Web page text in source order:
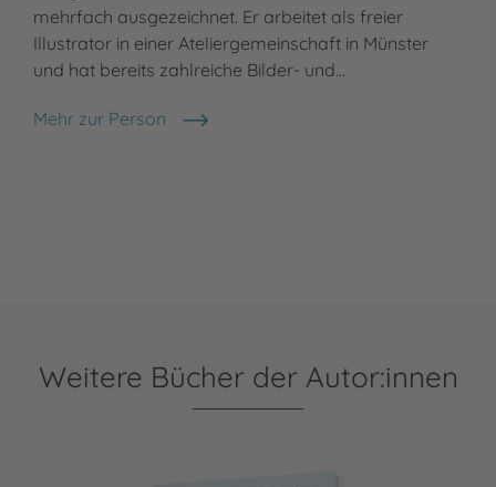
mehrfach ausgezeichnet. Er arbeitet als freier
Illustrator in einer Ateliergemeinschaft in Münster
und hat bereits zahlreiche Bilder- und…
Mehr zur Person
Daniel Napp
Weitere Bücher der Autor:innen